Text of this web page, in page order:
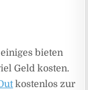
bieten
Geld kosten.
kostenlos zur